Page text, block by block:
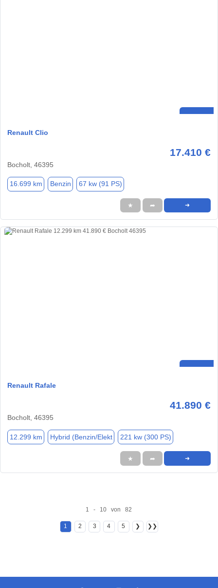
Renault Clio
17.410 €
Bocholt, 46395
16.699 km Benzin 67 kw (91 PS)
★ ➦ ➜
Renault Rafale
41.890 €
Bocholt, 46395
12.299 km Hybrid (Benzin/Elekt 221 kw (300 PS)
★ ➦ ➜
1 - 10 von 82
1 2 3 4 5 ❯ ❯❯